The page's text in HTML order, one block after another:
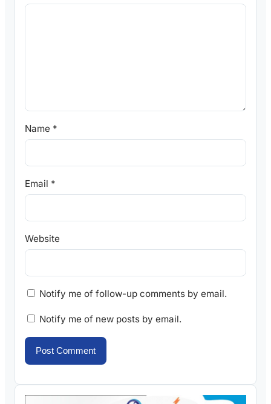
Name *
Email *
Website
Notify me of follow-up comments by email.
Notify me of new posts by email.